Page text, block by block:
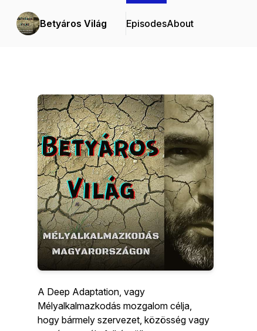
Betyáros Világ EpisodesAbout
A Deep Adaptation, vagy
Mélyalkalmazkodás mozgalom célja,
hogy bármely szervezet, közösség vagy